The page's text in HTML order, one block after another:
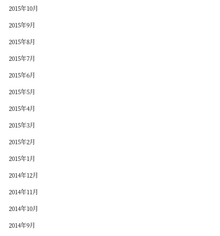
2015年10月
2015年9月
2015年8月
2015年7月
2015年6月
2015年5月
2015年4月
2015年3月
2015年2月
2015年1月
2014年12月
2014年11月
2014年10月
2014年9月